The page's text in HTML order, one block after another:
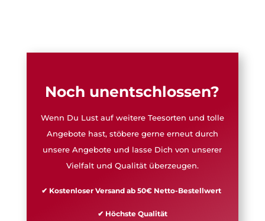
Noch unentschlossen?
Wenn Du Lust auf weitere Teesorten und tolle
Angebote hast, stöbere gerne erneut durch
unsere Angebote und lasse Dich von unserer
Vielfalt und Qualität überzeugen.
✔ Kostenloser Versand ab 50€ Netto-Bestellwert
✔ Höchste Qualität